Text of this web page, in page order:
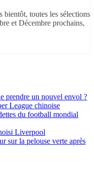
bientôt, toutes les sélections
et Décembre prochains,
prendre un nouvel envol ?
League chinoise
du football mondial
Liverpool
sur la pelouse verte après